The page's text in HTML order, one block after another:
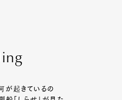
が起きているの